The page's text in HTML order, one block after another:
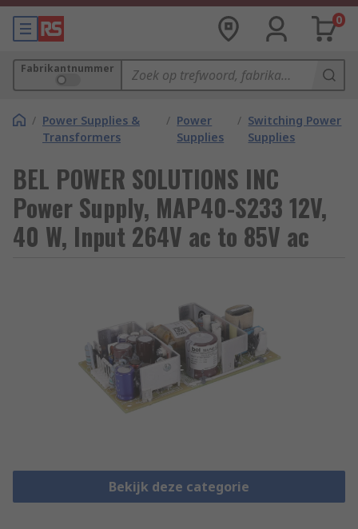
0
Fabrikantnummer
/ Power Supplies &
Transformers
/ Power
Supplies
/ Switching Power
Supplies
BEL POWER SOLUTIONS INC
Power Supply, MAP40-S233 12V,
40 W, Input 264V ac to 85V ac
Bekijk deze categorie